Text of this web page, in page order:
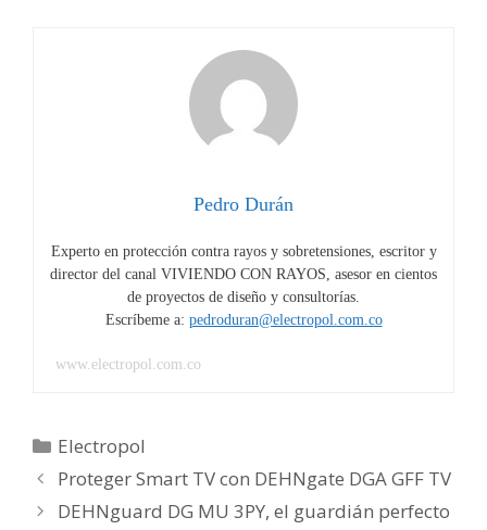
Pedro Durán
Experto en protección contra rayos y sobretensiones, escritor y
director del canal VIVIENDO CON RAYOS, asesor en cientos
de proyectos de diseño y consultorías.
Escríbeme a: pedroduran@electropol.com.co
www.electropol.com.co
Categorías
Electropol
Proteger Smart TV con DEHNgate DGA GFF TV
DEHNguard DG MU 3PY, el guardián perfecto